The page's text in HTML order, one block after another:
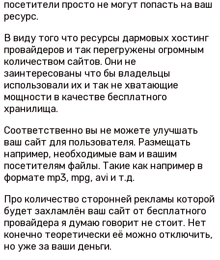
посетители просто не могут попасть на ваш
ресурс.
В виду того что ресурсы дармовых хостинг
провайдеров и так перегружены огромным
количеством сайтов. Они не
заинтересованы что бы владельцы
использовали их и так не хватающие
мощности в качестве бесплатного
хранилища.
Соответственно вы не можете улучшать
ваш сайт для пользователя. Размещать
например, необходимые вам и вашим
посетителям файлы. Такие как например в
формате mp3, mpg, avi и т.д.
Про количество сторонней рекламы которой
будет захламлён ваш сайт от бесплатного
провайдера я думаю говорит не стоит. Нет
конечно теоретически её можно отключить,
но уже за ваши деньги.